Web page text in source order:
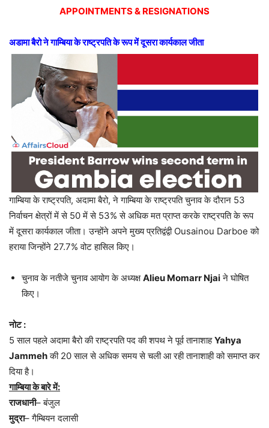
APPOINTMENTS & RESIGNATIONS
अडामा बैरो ने गाम्बिया के राष्ट्रपति के रूप में दूसरा कार्यकाल जीता
गाम्बिया के राष्ट्रपति, अदामा बैरो, ने गाम्बिया के राष्ट्रपति चुनाव के दौरान 53
निर्वाचन क्षेत्रों में से 50 में से 53% से अधिक मत प्राप्त करके राष्ट्रपति के रूप
में दूसरा कार्यकाल जीता। उन्होंने अपने मुख्य प्रतिद्वंद्वी Ousainou Darboe को
हराया जिन्होंने 27.7% वोट हासिल किए।
चुनाव के नतीजे चुनाव आयोग के अध्यक्षAlieu Momarr Njaiने घोषित
किए।
नोट :
5 साल पहले अदामा बैरो की राष्ट्रपति पद की शपथ ने पूर्व तानाशाहYahya
Jammehकी 20 साल से अधिक समय से चली आ रही तानाशाही को समाप्त कर
दिया है।
गाम्बिया के बारे में:
राजधानी– बंजुल
मुद्रा– गैम्बियन दलासी